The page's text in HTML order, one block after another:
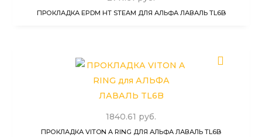
ПРОКЛАДКА EPDM HT STEAM ДЛЯ АЛЬФА ЛАВАЛЬ TL6B
1840.61 руб.
ПРОКЛАДКА VITON A RING ДЛЯ АЛЬФА ЛАВАЛЬ TL6B